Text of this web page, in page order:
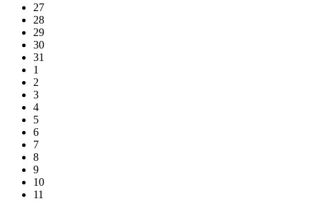
27
28
29
30
31
1
2
3
4
5
6
7
8
9
10
11